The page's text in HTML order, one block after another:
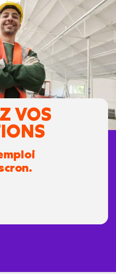
VOS